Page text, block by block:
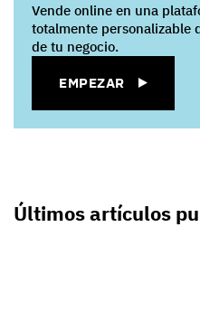
Vende online en una
totalmente personalizable
de tu negocio.
EMPEZAR
Últimos artículos